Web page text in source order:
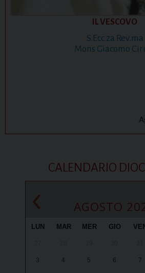
IL VESCOVO
S.Ecc.za Rev.ma
Mons Giacomo
CALENDARIO
‹ AGOSTO
LUN MAR MER GIO
3 4 5 6 7